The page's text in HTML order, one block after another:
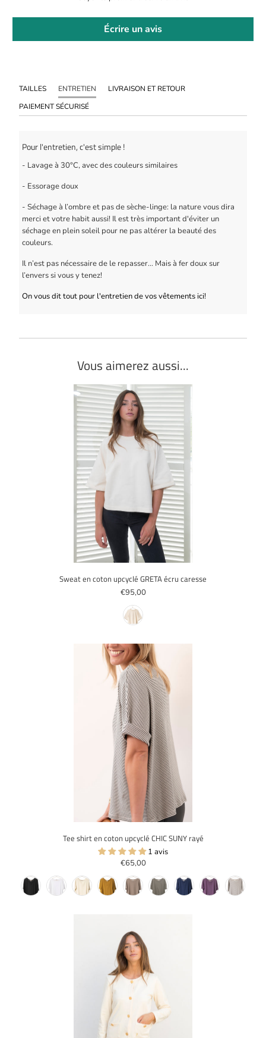
Écrire un avis
TAILLES ENTRETIEN
LIVRAISON ET RETOUR
PAIEMENT SÉCURISÉ
Pour l'entretien, c'est simple !
- Lavage à 30°C, avec des couleurs similaires
- Essorage doux
- Séchage à l’ombre et pas de sèche-linge: la nature vous dira
merci et votre habit aussi! Il est très important d'éviter un
séchage en plein soleil pour ne pas altérer la beauté des
couleurs.
Il n’est pas nécessaire de le repasser… Mais à fer doux sur
l’envers si vous y tenez!
On vous dit tout pour l'entretien de vos vêtements ici!
Vous aimerez aussi...
Sweat en coton upcyclé GRETA écru caresse
€95,00
Tee shirt en coton upcyclé CHIC SUNY rayé
1 avis
€65,00